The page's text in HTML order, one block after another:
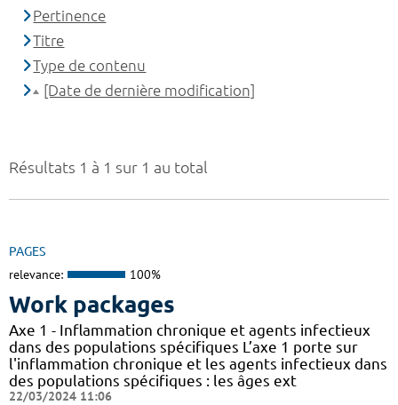
Résultats 1 à 1 sur 1 au total
PAGES
relevance: 100%
Work packages
Axe 1 - Inflammation chronique et agents infectieux
dans des populations spécifiques L’axe 1 porte sur
l'inflammation chronique et les agents infectieux dans
des populations spécifiques : les âges ext
22/03/2024 11:06
Pertinence
Titre
Type de contenu
[Date de dernière modification]